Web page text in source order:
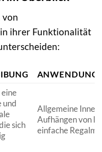
von
ihrer Funktionalität
und
sich
Allgemeine
Aufhängen von
einfache